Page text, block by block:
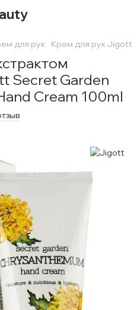
для рук Крем для рук Jigott
Secret Garden
Cream 100ml